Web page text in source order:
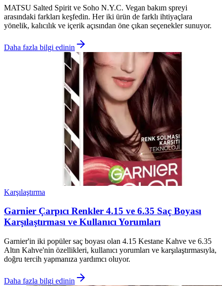
MATSU Salted Spirit ve Soho N.Y.C. Vegan bakım spreyi
arasındaki farkları keşfedin. Her iki ürün de farklı ihtiyaçlara
yönelik, kalıcılık ve içerik açısından öne çıkan seçenekler sunuyor.
Daha fazla bilgi edinin
Karşılaştırma
Garnier Çarpıcı Renkler 4.15 ve 6.35 Saç Boyası
Karşılaştırması ve Kullanıcı Yorumları
Garnier'in iki popüler saç boyası olan 4.15 Kestane Kahve ve 6.35
Altın Kahve'nin özellikleri, kullanıcı yorumları ve karşılaştırmasıyla,
doğru tercih yapmanıza yardımcı oluyor.
Daha fazla bilgi edinin